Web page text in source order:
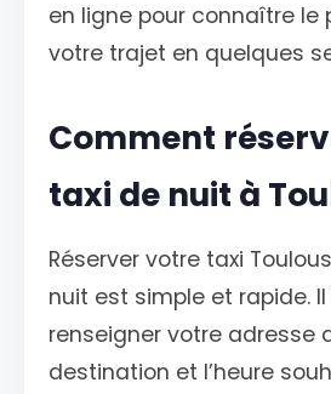
en ligne pour connaître le
votre trajet en quelques
Comment
taxi de nuit à
Réserver votre taxi
nuit est simple et rapide.
renseigner votre adresse
destination et l’heure